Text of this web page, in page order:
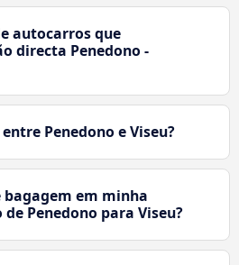
autocarros que
directa Penedono -
Penedono e Viseu?
bagagem em minha
Penedono para Viseu?